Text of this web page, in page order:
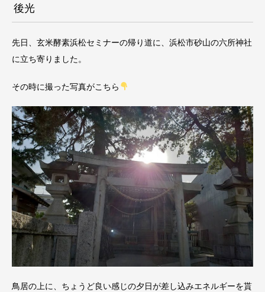
後光
先日、玄米酵素浜松セミナーの帰り道に、浜松市砂山の六所神社
に立ち寄りました。
その時に撮った写真がこちら
鳥居の上に、ちょうど良い感じの夕日が差し込みエネルギーを貰